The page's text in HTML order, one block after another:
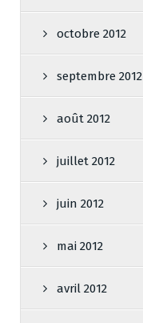
octobre 2012
septembre 2012
août 2012
juillet 2012
juin 2012
mai 2012
avril 2012